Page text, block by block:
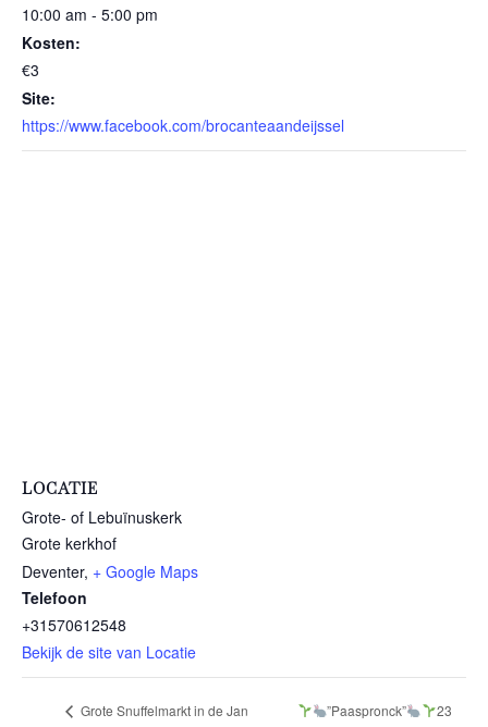
10:00 am - 5:00 pm
Kosten:
€3
Site:
https://www.facebook.com/brocanteaandeijssel
LOCATIE
Grote- of Lebuïnuskerk
Grote kerkhof
Deventer, + Google Maps
Telefoon
+31570612548
Bekijk de site van Locatie
Grote Snuffelmarkt in de Jan
”Paaspronck”
23